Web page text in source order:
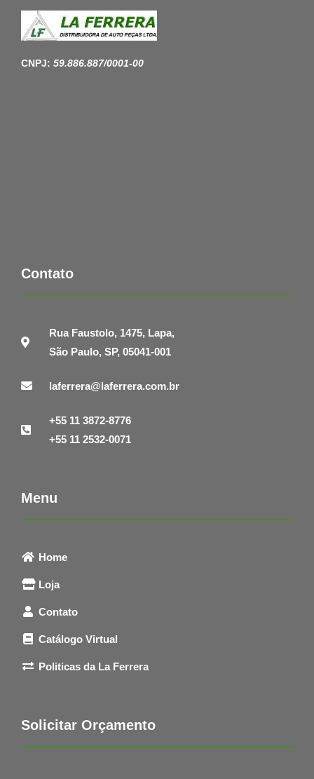
CNPJ: 59.886.887/0001-00
Contato
Rua Faustolo, 1475, Lapa,
São Paulo, SP, 05041-001
laferrera@laferrera.com.br
+55 11 3872-8776
+55 11 2532-0071
Menu
Home
Loja
Contato
Catálogo Virtual
Politicas da La Ferrera
Solicitar Orçamento